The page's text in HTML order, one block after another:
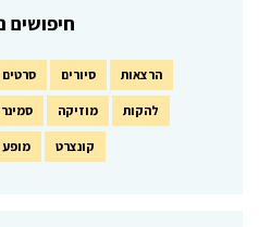
חיפושים
הרצאות סיורים סרטים
להקות מוזיקה סמינר
קונצרט מופע